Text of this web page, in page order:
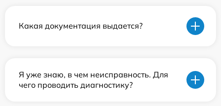
Какая документация выдается?
Я уже знаю, в чем неисправность. Для
чего проводить диагностику?